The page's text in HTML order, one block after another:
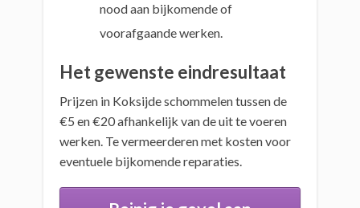
nood aan bijkomende of
voorafgaande werken.
Het gewenste eindresultaat
Prijzen in Koksijde schommelen tussen de
€5 en €20 afhankelijk van de uit te voeren
werken. Te vermeerderen met kosten voor
eventuele bijkomende reparaties.